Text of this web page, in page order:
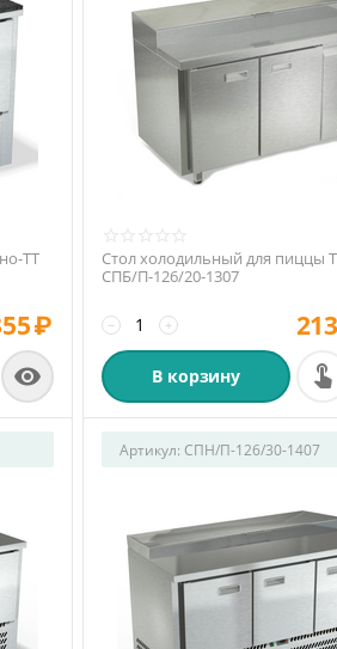
ТТ
₽

Стол холодильный для пиццы
СПБ/П-126/20-1307
+
−
В корзину
Артикул: СПН/П-126/30-1407